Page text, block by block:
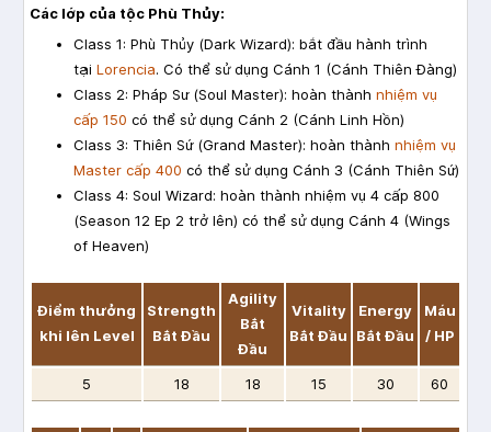
Các lớp của tộc Phù Thủy:
Class 1: Phù Thủy (Dark Wizard): bắt đầu hành trình
tại Lorencia. Có thể sử dụng Cánh 1 (Cánh Thiên Đàng)
Class 2: Pháp Sư (Soul Master): hoàn thành nhiệm vụ
cấp 150 có thể sử dụng Cánh 2 (Cánh Linh Hồn)
Class 3: Thiên Sứ (Grand Master): hoàn thành nhiệm vụ
Master cấp 400 có thể sử dụng Cánh 3 (Cánh Thiên Sứ)
Class 4: Soul Wizard: hoàn thành nhiệm vụ 4 cấp 800
(Season 12 Ep 2 trở lên) có thể sử dụng Cánh 4 (Wings
of Heaven)
Điểm thưởng
khi lên Level
Strength
Bắt Đầu
Agility
Bắt
Đầu
Vitality
Bắt Đầu
Energy
Bắt Đầu
Máu
/ HP
5 18 18 15 30 60